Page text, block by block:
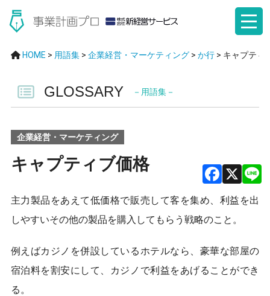
HOME > 用語集> 企業経営・マーケティング> か行> キャプティ
GLOSSARY －用語集－
企業経営・マーケティング
キャプティブ価格
F
a
b
o
X
主力製品をあえて低価格で販売して客を集め、利益を出
しやすいその他の製品を購入してもらう戦略のこと。
例えばカジノを併設しているホテルなら、豪華な部屋の
宿泊料を割安にして、カジノで利益をあげることができ
る。